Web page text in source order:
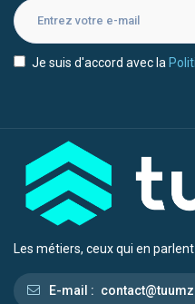
Je suis d'accord avec la
Les métiers, ceux qui en
E-mail :